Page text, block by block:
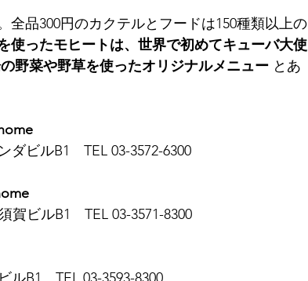
全品300円のカクテルとフードは150種類以上の
使ったモヒートは、世界で初めてキューバ大使
野菜や野草を使ったオリジナルメニュー とあ
ダビルB1　TEL 03-3572-6300
賀ビルB1　TEL 03-3571-8300